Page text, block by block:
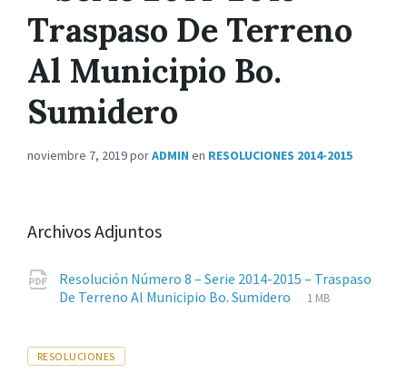
Traspaso De Terreno
Al Municipio Bo.
Sumidero
noviembre 7, 2019porADMIN en RESOLUCIONES 2014-2015
Archivos Adjuntos
Resolución Número 8 – Serie 2014-2015 – Traspaso
De Terreno Al Municipio Bo. Sumidero
Extensiones
pdf
Tamaño
1 MB
Tags
RESOLUCIONES